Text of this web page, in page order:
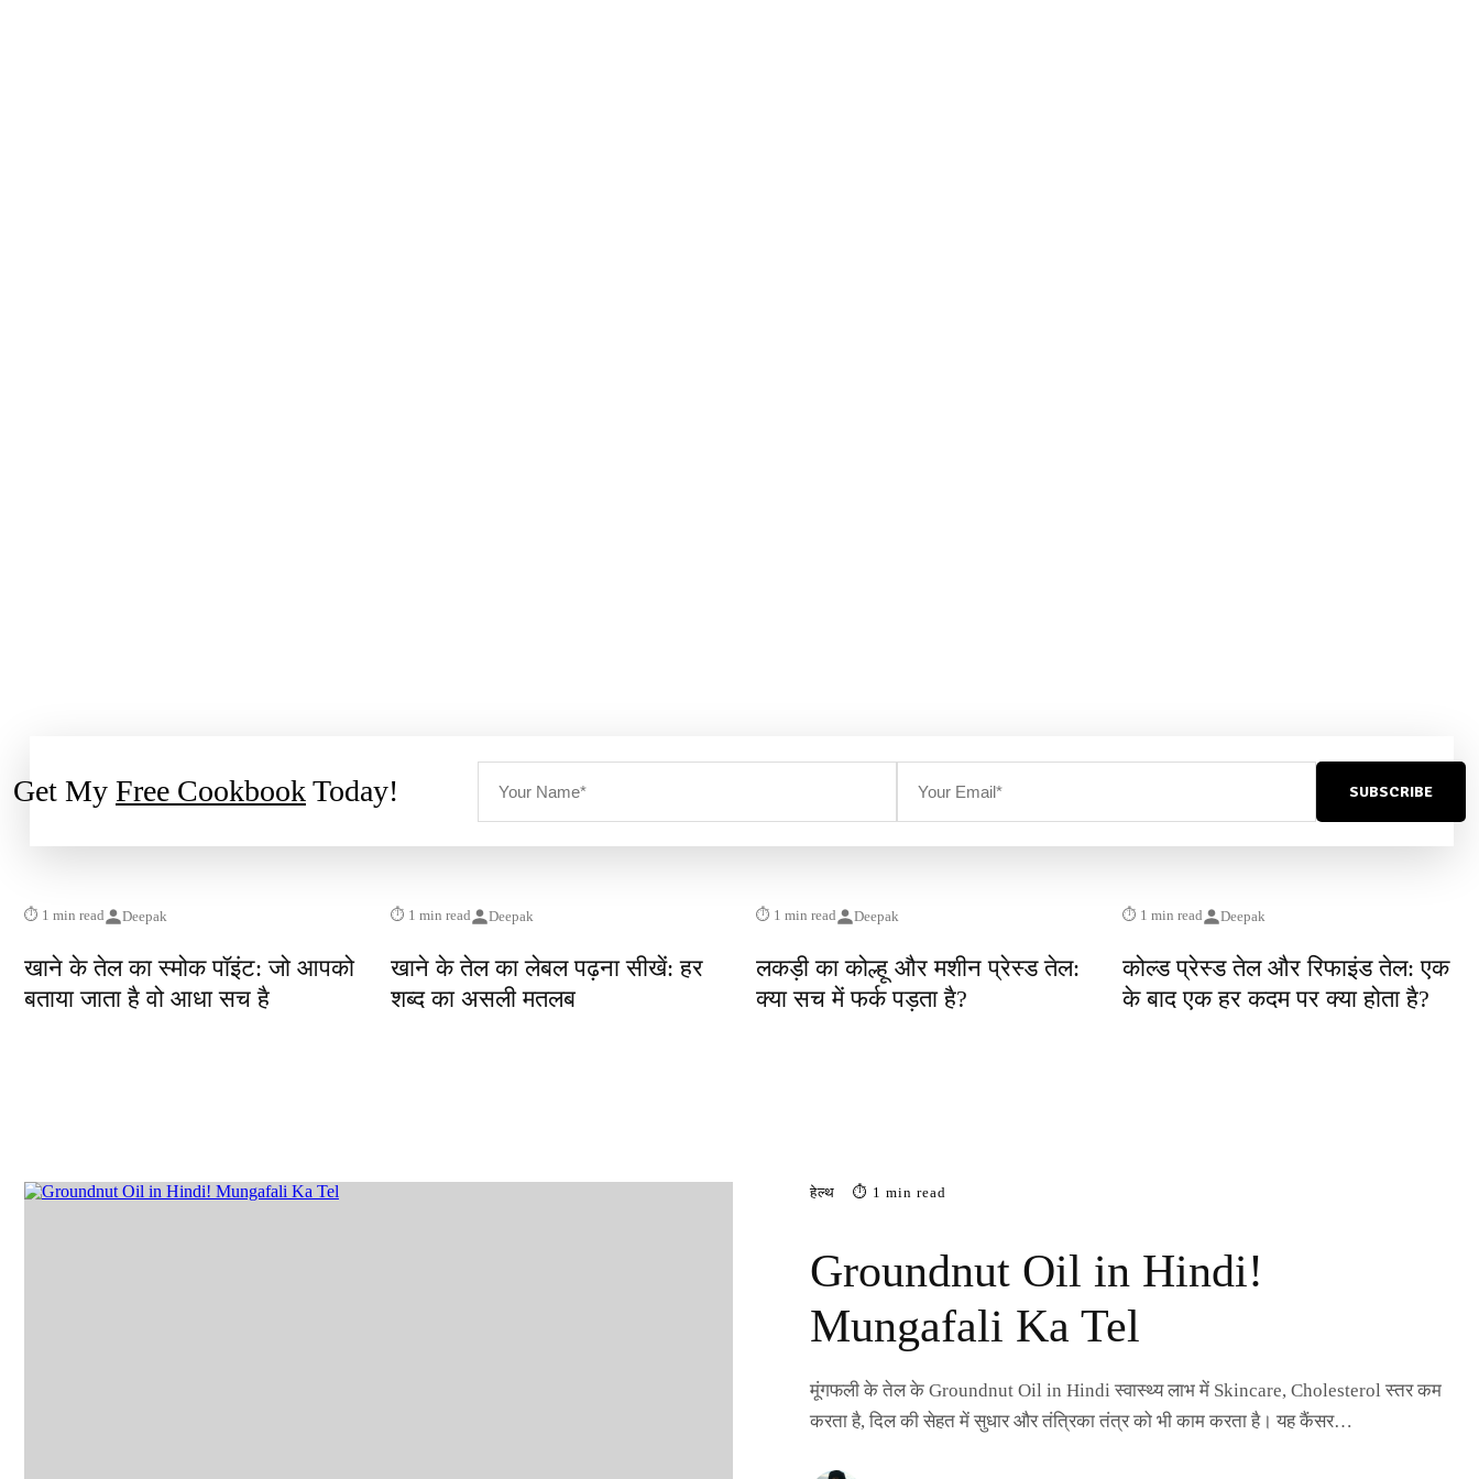
Get My Free CookbookToday! SUBSCRIBE
⏱ 1 min read Deepak
खाने के तेल का स्मोक पॉइंट: जो आपको
बताया जाता है वो आधा सच है
⏱ 1 min read Deepak
खाने के तेल का लेबल पढ़ना सीखें: हर
शब्द का असली मतलब
⏱ 1 min read Deepak
लकड़ी का कोल्हू और मशीन प्रेस्ड तेल:
क्या सच में फर्क पड़ता है?
⏱ 1 min read Deepak
कोल्ड प्रेस्ड तेल और रिफाइंड तेल: एक
के बाद एक हर कदम पर क्या होता है?
हेल्थ ⏱ 1 min read
Groundnut Oil in Hindi!
Mungafali Ka Tel
मूंगफली के तेल के Groundnut Oil in Hindi स्वास्थ्य लाभ में Skincare, Cholesterol स्तर कम
करता है, दिल की सेहत में सुधार और तंत्रिका तंत्र को भी काम करता है। यह कैंसर…